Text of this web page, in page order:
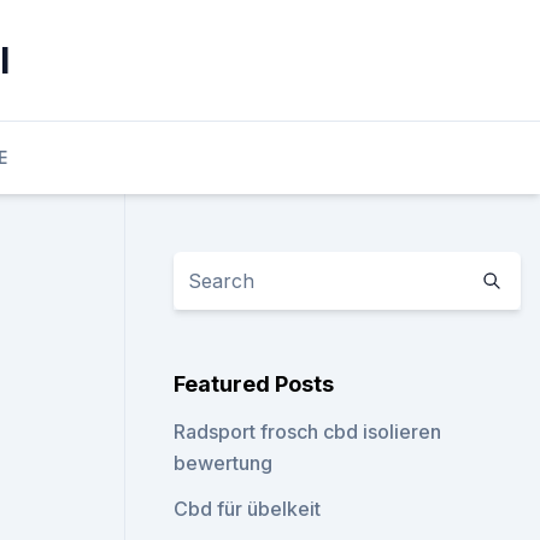
Featured Posts
Radsport frosch cbd isolieren
bewertung
Cbd für übelkeit